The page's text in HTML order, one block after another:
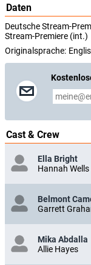
Daten
Deutsche Stream-
Stream-Premiere (int.)
Originalsprache:
Cast & Crew
Ella Bright
Hannah Wells
Belmont
Garrett
Mika Abdalla
Allie Hayes